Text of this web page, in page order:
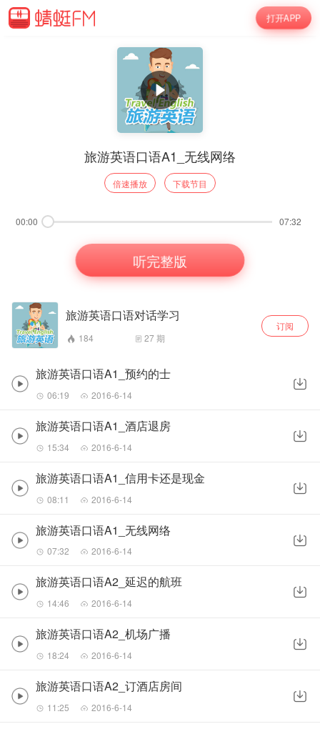
打开APP
旅游英语口语A1_无线网络
倍速播放 下载节目
00:00 07:32
听完整版
旅游英语口语对话学习
184 27期
订阅
旅游英语口语A1_预约的士
06:19 2016-6-14
旅游英语口语A1_酒店退房
15:34 2016-6-14
旅游英语口语A1_信用卡还是现金
08:11 2016-6-14
旅游英语口语A1_无线网络
07:32 2016-6-14
旅游英语口语A2_延迟的航班
14:46 2016-6-14
旅游英语口语A2_机场广播
18:24 2016-6-14
旅游英语口语A2_订酒店房间
11:25 2016-6-14